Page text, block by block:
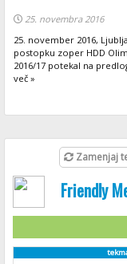
25. novembra 2016
25. november 2016,
postopku zoper HDD
2016/17 potekal na
več »
Zamenjaj
Friendly